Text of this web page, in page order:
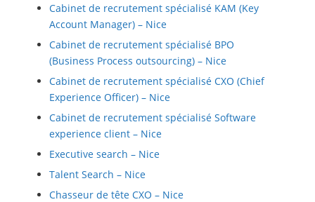
Cabinet de recrutement spécialisé KAM (Key
Account Manager) – Nice
Cabinet de recrutement spécialisé BPO
(Business Process outsourcing) – Nice
Cabinet de recrutement spécialisé CXO (Chief
Experience Officer) – Nice
Cabinet de recrutement spécialisé Software
experience client – Nice
Executive search – Nice
Talent Search – Nice
Chasseur de tête CXO – Nice